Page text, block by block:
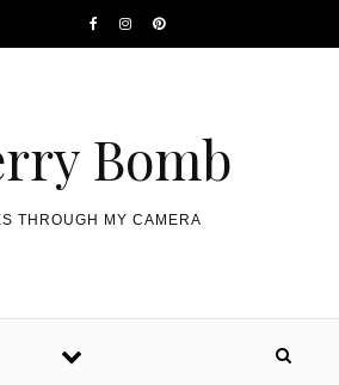
Bomb
THROUGH MY CAMERA